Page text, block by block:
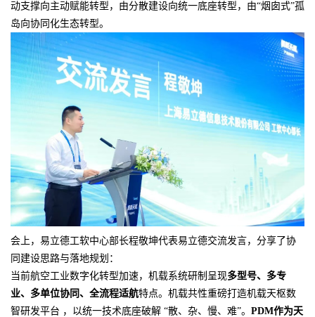
动支撑向主动赋能转型，由分散建设向统一底座转型，由“烟囱式”孤
岛向协同化生态转型。
会上，易立德工软中心部长程敬坤代表易立德交流发言，分享了协
同建设思路与落地规划：
当前航空工业数字化转型加速，机载系统研制呈现多型号、多专
业、多单位协同、全流程适航特点。机载共性重磅打造机载天枢数
智研发平台 ，以统一技术底座破解 “散、杂、慢、难”。 PDM作为天